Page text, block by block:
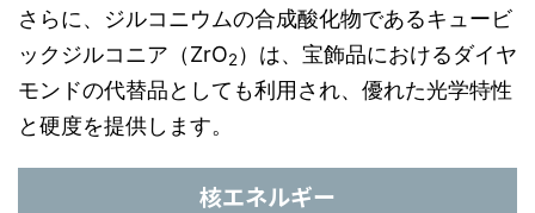
さらに、ジルコニウムの合成酸化物であるキュービ
ックジルコニア（ZrO2）は、宝飾品におけるダイヤ
モンドの代替品としても利用され、優れた光学特性
と硬度を提供します。
核エネルギー